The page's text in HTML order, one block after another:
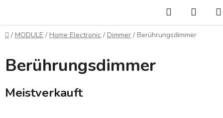
springen
Suchen
Startseite
/ MODULE / Home Electronic / Dimmer / Berührungsdimmer
Berührungsdimmer
Meistverkauft